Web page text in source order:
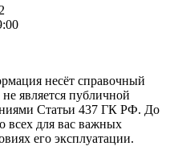
несёт справочный
является публичной
Статьи 437 ГК РФ. До
всех для вас важных
его эксплуатации.